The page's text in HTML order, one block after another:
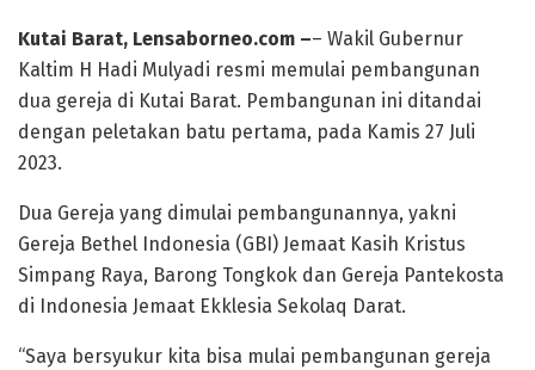
Kutai Barat, Lensaborneo.com –– Wakil Gubernur
Kaltim H Hadi Mulyadi resmi memulai pembangunan
dua gereja di Kutai Barat. Pembangunan ini ditandai
dengan peletakan batu pertama, pada Kamis 27 Juli
2023.
Dua Gereja yang dimulai pembangunannya, yakni
Gereja Bethel Indonesia (GBI) Jemaat Kasih Kristus
Simpang Raya, Barong Tongkok dan Gereja Pantekosta
di Indonesia Jemaat Ekklesia Sekolaq Darat.
“Saya bersyukur kita bisa mulai pembangunan gereja